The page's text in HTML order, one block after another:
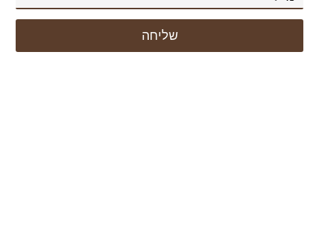
שליחה